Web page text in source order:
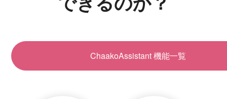
ChaakoAssistant 機能一覧